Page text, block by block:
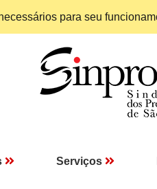
para seu
Serviços